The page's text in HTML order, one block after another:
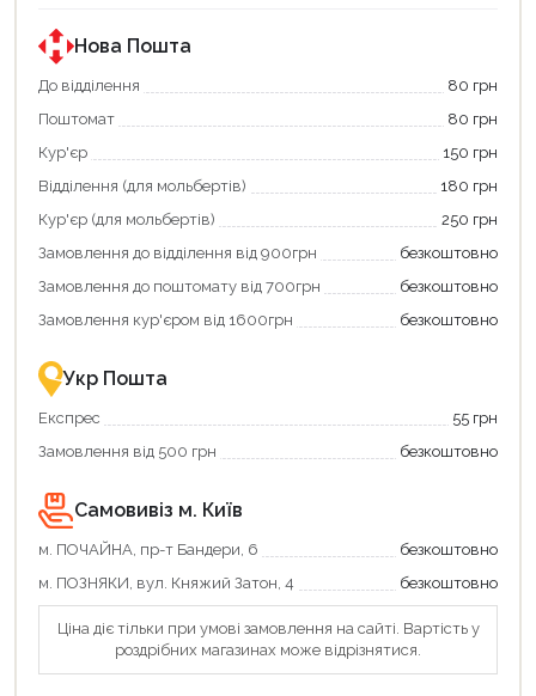
державною
програмою
єКнига.
Використовуйте
карту
щоб
зекономити
та
отримати
переваги!
картою
єКнига
–
зручно
та
державною
програмою
«Національний
кешбек».
покупку
«Національний
кешбек»
та
отримуйте
повернення
Економте
більше
разом
державною
підтримкою!
Нова Пошта
До відділення
80 грн
Поштомат
80 грн
Кур'єр
150 грн
Відділення (для мольбертів)
180 грн
Кур'єр (для мольбертів)
250 грн
Замовлення до відділення від 900грн
безкоштовно
Замовлення до поштомату від 700грн
безкоштовно
Замовлення кур'єром від 1600грн
безкоштовно
Укр Пошта
Експрес
55 грн
Замовлення від 500 грн
безкоштовно
Самовивіз м. Київ
м. ПОЧАЙНА, пр-т Бандери, 6
безкоштовно
м. ПОЗНЯКИ, вул. Княжий Затон, 4
безкоштовно
Ціна діє тільки при умові замовлення на сайті. Вартість у
роздрібних магазинах може відрізнятися.